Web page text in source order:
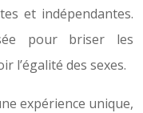
et indépendantes.
pour briser les
l’égalité des sexes.
expérience unique,